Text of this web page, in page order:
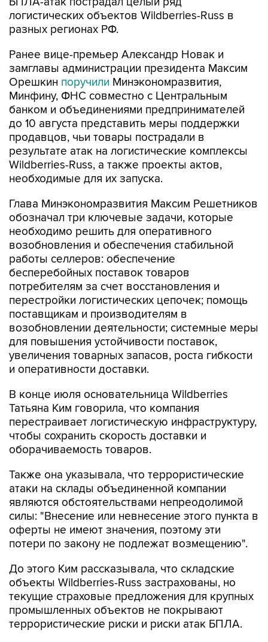
логистических объектов Wildberries-Russ в
разных регионах РФ.
Ранее вице-премьер Александр Новак и
замглавы администрации президента Максим
Орешкин поручили Минэкономразвития,
Минфину, ФНС совместно с Центральным
банком и объединениями предпринимателей
до 10 августа представить меры поддержки
продавцов, чьи товары пострадали в
результате атак на логистические комплексы
Wildberries-Russ, а также проекты актов,
необходимые для их запуска.
Глава Минэкономразвития Максим Решетников
обозначал три ключевые задачи, которые
необходимо решить для оперативного
возобновления и обеспечения стабильной
работы селлеров: обеспечение
бесперебойных поставок товаров
потребителям за счет восстановления и
перестройки логистических цепочек; помощь
поставщикам и производителям в
возобновлении деятельности; системные меры
для повышения устойчивости поставок,
увеличения товарных запасов, роста гибкости
и оперативности доставки.
В конце июля основательница Wildberries
Татьяна Ким говорила, что компания
перестраивает логистическую инфраструктуру,
чтобы сохранить скорость доставки и
оборачиваемость товаров.
Также она указывала, что террористические
атаки на склады объединенной компании
являются обстоятельствами непреодолимой
силы: "Внесение или невнесение этого пункта в
оферты не имеют значения, поэтому эти
потери по закону не подлежат возмещению".
До этого Ким рассказывала, что складские
объекты Wildberries-Russ застрахованы, но
текущие страховые предложения для крупных
промышленных объектов не покрывают
террористические риски и риски атак БПЛА.